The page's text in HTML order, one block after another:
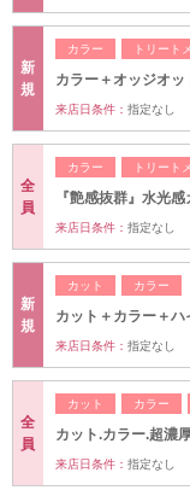
新
規
カラー トリート
カラー＋オッジオ
来店日条件： 指定なし
全
員
カラー トリート
『艶感抜群』水光
来店日条件： 指定なし
新
規
カット カラー
カット＋カラー＋
来店日条件： 指定なし
全
員
カット カラー
カット.カラー.超濃
来店日条件： 指定なし